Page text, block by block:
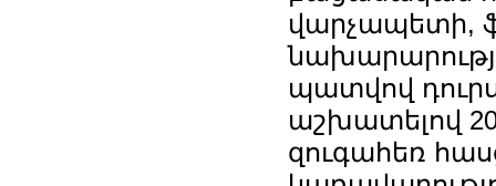
վարչապետի,
պատվով
աշխատելով
զուգահեռ